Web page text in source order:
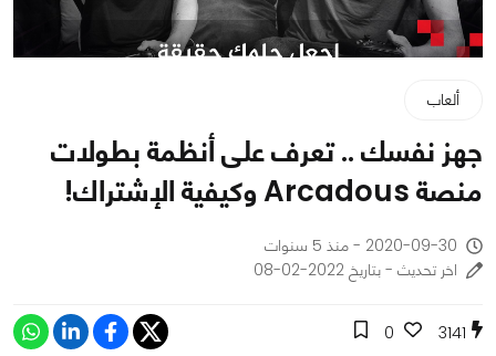
ألعاب
جهز نفسك .. تعرف على أنظمة بطولات
منصة Arcadous وكيفية الإشتراك!
2020-09-30 - منذ 5 سنوات
اخر تحديث - بتاريخ 2022-02-08
3141
0